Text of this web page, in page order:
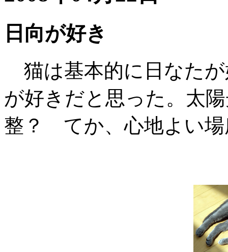
日向が好き
猫は基本的に日なた
が好きだと思った。太
整？ てか、心地よい場